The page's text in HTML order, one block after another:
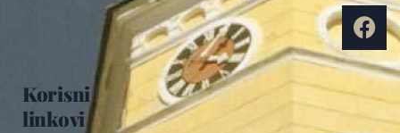
Korisni
linkovi